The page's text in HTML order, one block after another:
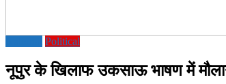
Political
नूपुर के खिलाफ उकसाऊ भाषण में